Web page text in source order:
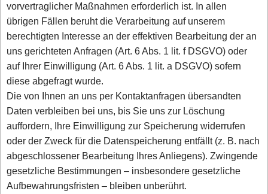
vorvertraglicher Maßnahmen erforderlich ist. In allen
übrigen Fällen beruht die Verarbeitung auf unserem
berechtigten Interesse an der effektiven Bearbeitung der an
uns gerichteten Anfragen (Art. 6 Abs. 1 lit. f DSGVO) oder
auf Ihrer Einwilligung (Art. 6 Abs. 1 lit. a DSGVO) sofern
diese abgefragt wurde.
Die von Ihnen an uns per Kontaktanfragen übersandten
Daten verbleiben bei uns, bis Sie uns zur Löschung
auffordern, Ihre Einwilligung zur Speicherung widerrufen
oder der Zweck für die Datenspeicherung entfällt (z. B. nach
abgeschlossener Bearbeitung Ihres Anliegens). Zwingende
gesetzliche Bestimmungen – insbesondere gesetzliche
Aufbewahrungsfristen – bleiben unberührt.